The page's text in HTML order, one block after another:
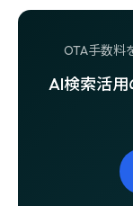
OTA手数料
AI検索活